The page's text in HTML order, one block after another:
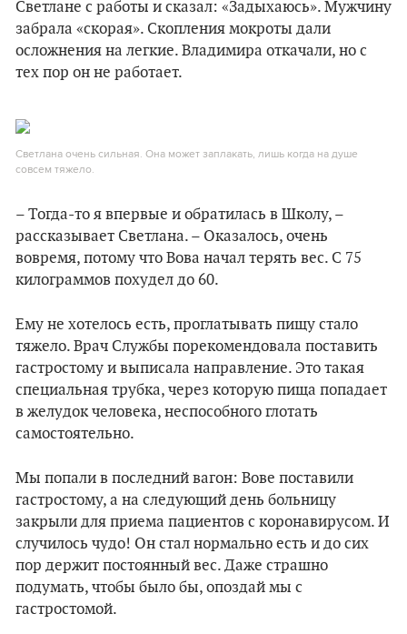
Светлане с работы и сказал: «Задыхаюсь». Мужчину
забрала «скорая». Скопления мокроты дали
осложнения на легкие. Владимира откачали, но с
тех пор он не работает.
Светлана очень сильная. Она может заплакать, лишь когда на душе
совсем тяжело.
– Тогда-то я впервые и обратилась в Школу, –
рассказывает Светлана. – Оказалось, очень
вовремя, потому что Вова начал терять вес. С 75
килограммов похудел до 60.
Ему не хотелось есть, проглатывать пищу стало
тяжело. Врач Службы порекомендовала поставить
гастростому и выписала направление. Это такая
специальная трубка, через которую пища попадает
в желудок человека, неспособного глотать
самостоятельно.
Мы попали в последний вагон: Вове поставили
гастростому, а на следующий день больницу
закрыли для приема пациентов с коронавирусом. И
случилось чудо! Он стал нормально есть и до сих
пор держит постоянный вес. Даже страшно
подумать, чтобы было бы, опоздай мы с
гастростомой.